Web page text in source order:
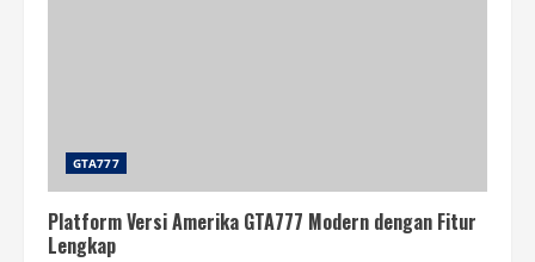
GTA777
Platform Versi Amerika GTA777 Modern dengan Fitur
Lengkap